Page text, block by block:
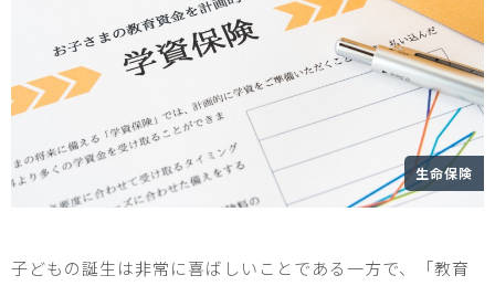
生命保険
子どもの誕生は非常に喜ばしいことである一方で、「教育